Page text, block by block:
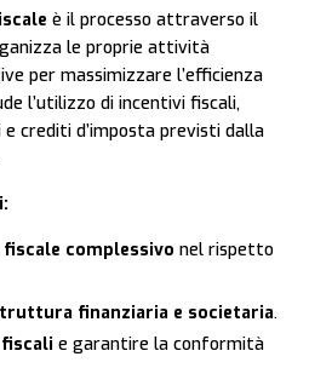
è il processo attraverso il
le proprie attività
per massimizzare l’efficienza
l’utilizzo di incentivi fiscali,
e crediti d’imposta previsti dalla
complessivo nel rispetto
finanziaria e societaria.
e garantire la conformità